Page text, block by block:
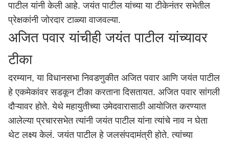
पाटील यांनी केली आहे. जयंत पाटील यांच्या या टीकेनंतर सभेतील
प्रेक्षकांनी जोरदार टाळ्या वाजवल्या.
अजित पवार यांचीही जयंत पाटील यांच्यावर
टीका
दरम्यान, या विधानसभा निवडणुकीत अजित पवार आणि जयंत पाटील
हे एकमेकांवर सडकून टीका करताना दिसतायत. अजित पवारसांगली
दौऱ्यावर होते. येथे महायुतीच्या उमेदवारासाठी आयोजित करण्यात
आलेल्या प्रचारसभेत त्यांनी जयंत पाटील यांना त्यांचे नाव न घेता
थेट लक्ष्य केलं. जयंत पाटील हे जलसंपदामंत्री होते. त्यांच्या